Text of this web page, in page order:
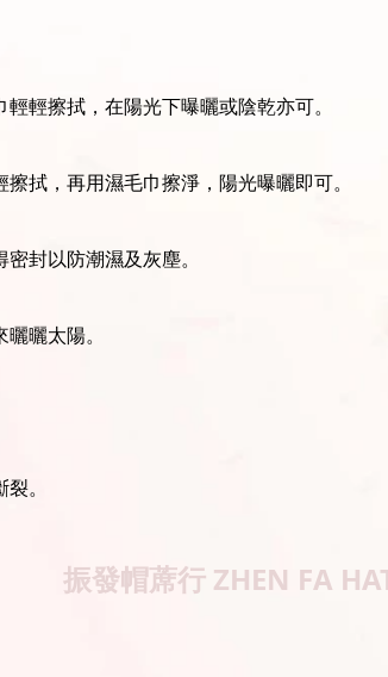
輕擦拭，在陽光下曝曬或陰乾亦可。
拭，再用濕毛巾擦淨，陽光曝曬即可。
封以防潮濕及灰塵。
曬太陽。
。
振發帽蓆行 ZHEN FA